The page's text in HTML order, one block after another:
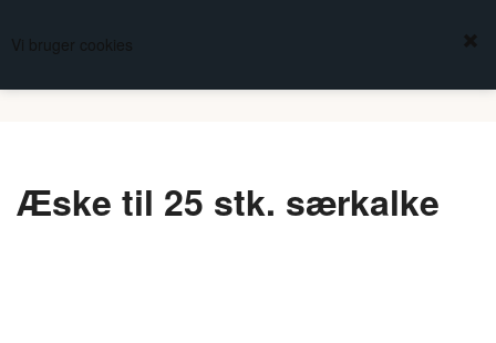
Vi bruger cookies
FREDBERG
Æske til 25 stk. særkalke